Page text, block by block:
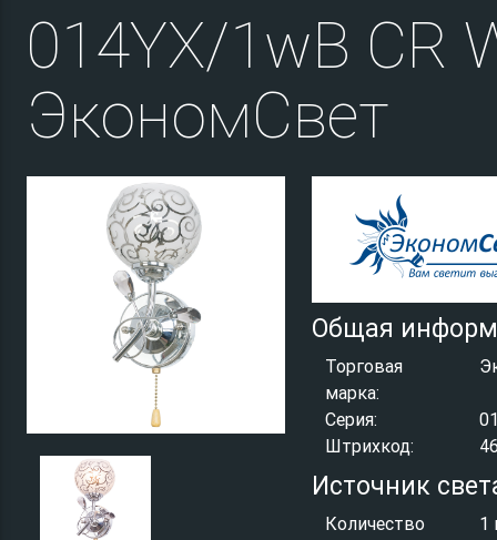
014YX/1wB CR
ЭкономСвет
Общая
Торговая
марка:
Серия:
Штрихкод:
Источник
Количество
1